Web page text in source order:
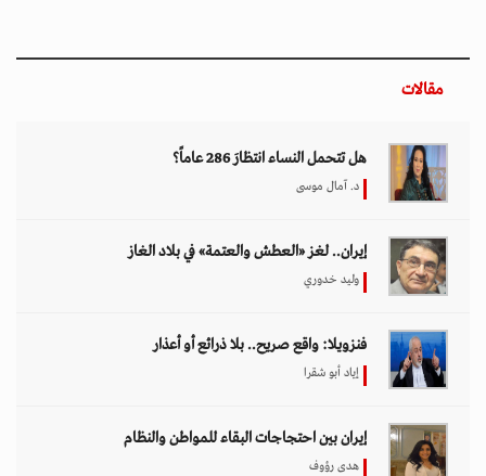
مقالات
هل تتحمل النساء انتظارَ 286 عاماً؟
د. آمال موسى
إيران.. لغز «العطش والعتمة» في بلاد الغاز
وليد خدوري
فنزويلا: واقع صريح.. بلا ذرائع أو أعذار
إياد أبو شقرا
إيران بين احتجاجات البقاء للمواطن والنظام
هدى رؤوف